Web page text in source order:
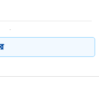
খাতের অবদান ৬-৭
করতে চাই: পর্যটনমন্ত্রী
ভাঙ্গার ৫ ভবিষ্যদ্বাণী,